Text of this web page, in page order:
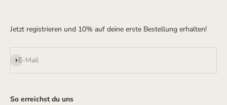
Jetzt registrieren und 10% auf deine erste Bestellung erhalten!
E-Mail
Abonnieren
So erreichst du uns